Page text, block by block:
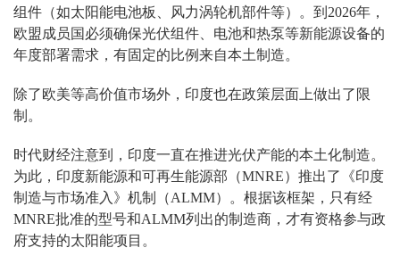
组件（如太阳能电池板、风力涡轮机部件等）。到2026年，
欧盟成员国必须确保光伏组件、电池和热泵等新能源设备的
年度部署需求，有固定的比例来自本土制造。
除了欧美等高价值市场外，印度也在政策层面上做出了限
制。
时代财经注意到，印度一直在推进光伏产能的本土化制造。
为此，印度新能源和可再生能源部（MNRE）推出了《印度
制造与市场准入》机制（ALMM）。根据该框架，只有经
MNRE批准的型号和ALMM列出的制造商，才有资格参与政
府支持的太阳能项目。